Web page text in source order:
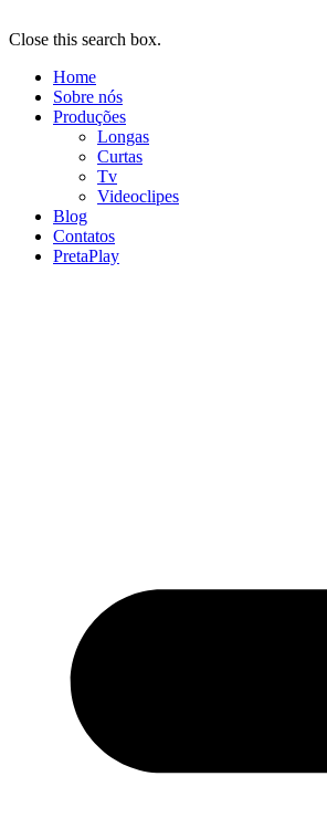
Close this search box.
Home
Sobre nós
Produções
Longas
Curtas
Tv
Videoclipes
Blog
Contatos
PretaPlay